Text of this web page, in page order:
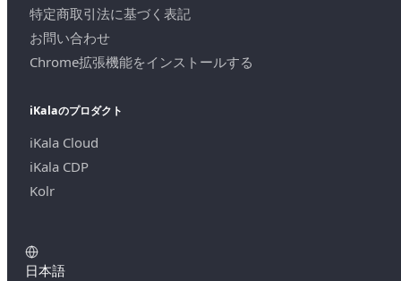
特定商取引法に基づく表記
お問い合わせ
Chrome拡張機能をインストールする
iKalaのプロダクト
iKala Cloud
iKala CDP
Kolr
日本語